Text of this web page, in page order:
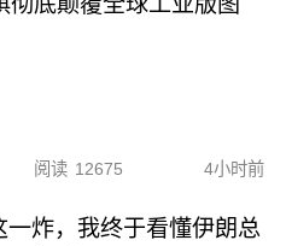
阅读 12675 4小时前
一炸，我终于看懂伊朗总